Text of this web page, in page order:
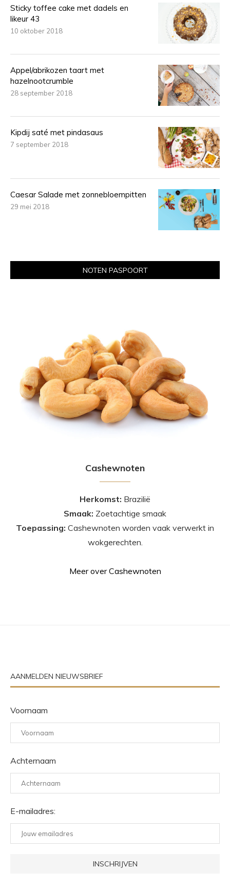
Sticky toffee cake met dadels en
likeur 43
10 oktober 2018
Appel/abrikozen taart met
hazelnootcrumble
28 september 2018
Kipdij saté met pindasaus
7 september 2018
Caesar Salade met zonnebloempitten
29 mei 2018
NOTEN PASPOORT
Cashewnoten
Herkomst: Brazilië
Smaak: Zoetachtige smaak
Toepassing: Cashewnoten worden vaak verwerkt in
wokgerechten.
Meer over Cashewnoten
AANMELDEN NIEUWSBRIEF
Voornaam
Achternaam
E-mailadres: